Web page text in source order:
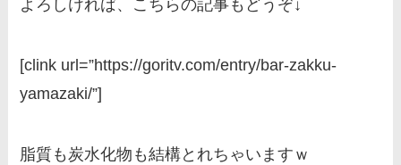
よろしければ、こちらの記事もどうぞ↓
[clink url=”https://goritv.com/entry/bar-zakku-
yamazaki/”]
脂質も炭水化物も結構とれちゃいますｗ